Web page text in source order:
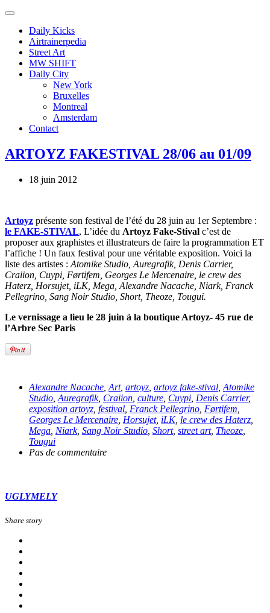
Daily Kicks
Airtrainerpedia
Street Art
MW SHIFT
Daily City
New York
Bruxelles
Montreal
Amsterdam
Contact
ARTOYZ FAKESTIVAL 28/06 au 01/09
18 juin 2012
Artoyz présente son festival de l’été du 28 juin au 1er Septembre :
le FAKE-STIVAL, L’idée du Artoyz Fake-Stival c’est de
proposer aux graphistes et illustrateurs de faire la programmation ET
l’affiche ! Un faux festival pour une véritable exposition. Voici la
liste des artistes : Atomike Studio, Auregrafik, Denis Carrier,
Craiion, Cuypi, Førtifem, Georges Le Mercenaire, le crew des
Haterz, Horsujet, iLK, Mega, Alexandre Nacache, Niark, Franck
Pellegrino, Sang Noir Studio, Short, Theoze, Tougui.
Le vernissage a lieu le 28 juin à la boutique Artoyz- 45 rue de
l’Arbre Sec Paris
Alexandre Nacache Art, artoyz artoyz fake-stival Atomike
Studio Auregrafik, Craiion culture Cuypi Denis Carrier,
exposition artoyz festival Franck Pellegrino Førtifem
Georges Le Mercenaire Horsujet, iLK, le crew des Haterz
Mega Niark, Sang Noir Studio Short, street art, Theoze
Tougui
Pas de commentaire
UGLYMELY
Share story